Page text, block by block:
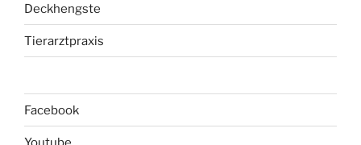
Deckhengste
Tierarztpraxis
Facebook